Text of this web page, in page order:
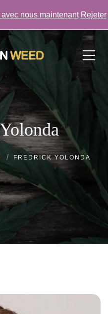
avec nous MAINTENANT !
FREDRICK YOLONDA
nous maintenant Rejeter